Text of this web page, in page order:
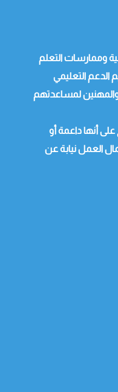
وممارسات التعلم
الدعم التعليمي
والمهنين لمساعدتهم
أنها داعمة أو
العمل نيابة عن